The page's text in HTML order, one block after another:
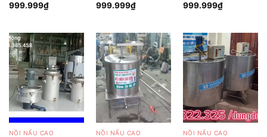
999.999₫
999.999₫ 999.999₫
NỒI NẤU CAO NỒI NẤU CAO NỒI NẤU CAO